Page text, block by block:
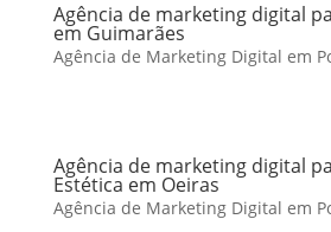
Agência de marketing digital
em Guimarães
Agência de Marketing Digital em
Agência de marketing digital
Estética em Oeiras
Agência de Marketing Digital em